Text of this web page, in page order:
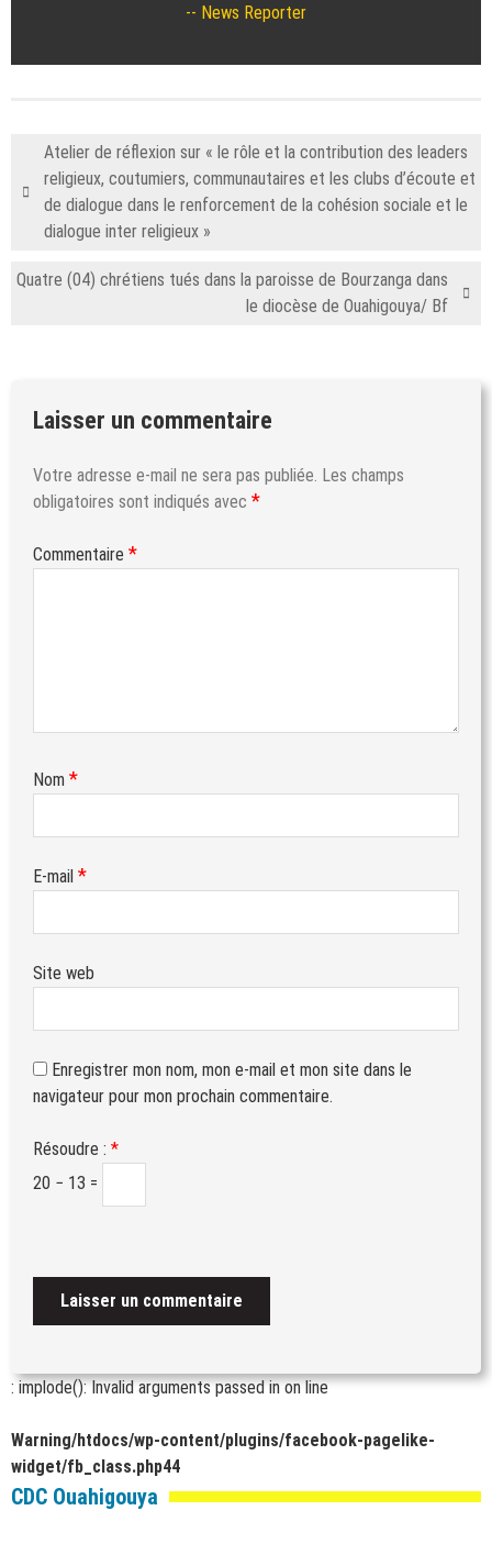
News Reporter
Atelier de réflexion sur « le rôle et la contribution des leaders
religieux, coutumiers, communautaires et les clubs d’écoute et
de dialogue dans le renforcement de la cohésion sociale et le
dialogue inter religieux »
Quatre (04) chrétiens tués dans la paroisse de Bourzanga dans
le diocèse de Ouahigouya/ Bf
Laisser un commentaire
Votre adresse e-mail ne sera pas publiée. Les champs
obligatoires sont indiqués avec *
Commentaire *
Nom *
E-mail *
Site web
Enregistrer mon nom, mon e-mail et mon site dans le
navigateur pour mon prochain commentaire.
Résoudre : *
20 − 13 =
: implode(): Invalid arguments passed inon line
Warning/htdocs/wp-content/plugins/facebook-pagelike-
widget/fb_class.php44
CDC Ouahigouya